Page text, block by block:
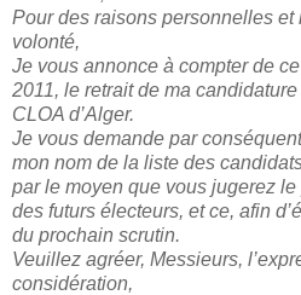
Pour des raisons personnelles et
volonté,
Je vous annonce à compter de
2011, le retrait de ma
CLOA d’Alger.
Je vous demande par
mon nom de la liste des
par le moyen que vous jugerez
des futurs électeurs, et ce, afin
du prochain scrutin.
Veuillez agréer, Messieurs,
considération,